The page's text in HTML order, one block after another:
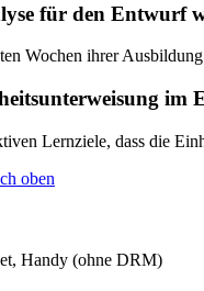
für den Entwurf
Wochen ihrer
im
Lernziele, dass die
oben
Handy (ohne DRM)